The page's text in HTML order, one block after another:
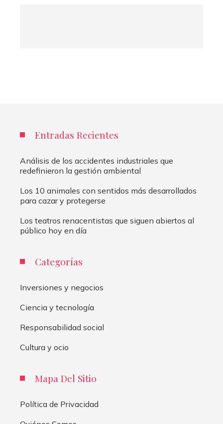
Entradas Recientes
Análisis de los accidentes industriales que
redefinieron la gestión ambiental
Los 10 animales con sentidos más desarrollados
para cazar y protegerse
Los teatros renacentistas que siguen abiertos al
público hoy en día
Categorías
Inversiones y negocios
Ciencia y tecnología
Responsabilidad social
Cultura y ocio
Mapa Del Sitio
Política de Privacidad